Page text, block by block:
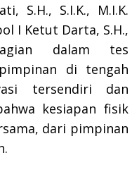
S.H., S.I.K., M.I.K.
I Ketut Darta, S.H.,
dalam tes
di tengah
tersendiri dan
kesiapan fisik
dari pimpinan